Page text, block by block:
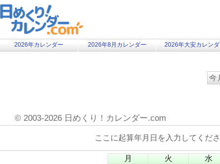
2026年カレンダー 2026年8月カレンダー 2026年大安カレン
© 2003-2026 日めくり！カレンダー.com
ここに起算年月日を入力してく
月 火 水